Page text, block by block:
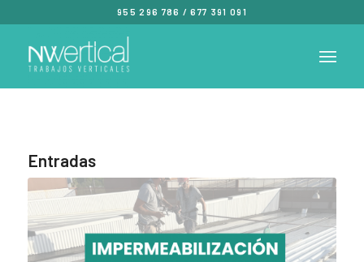
955 296 786 /677 391 091
Entradas